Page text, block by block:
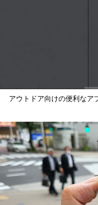
アウトドア向けの便利なア